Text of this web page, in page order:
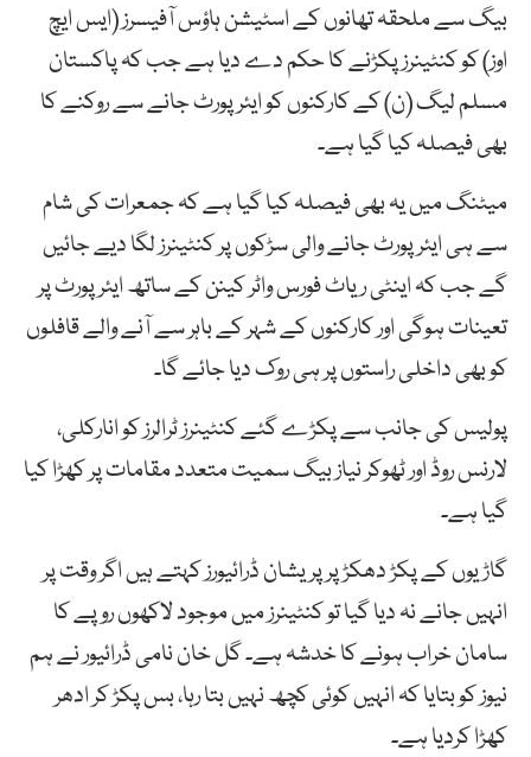
بیگ سے ملحقہ تھانوں کے اسٹیشن ہاؤس آفیسرز (ایس ایچ
اوز) کو کنٹینرز پکڑنے کا حکم دے دیا ہے جب کہ پاکستان
مسلم لیگ (ن) کے کارکنوں کو ایئرپورٹ جانے سے روکنے کا
بھی فیصلہ کیا گیا ہے۔
میٹنگ میں یہ بھی فیصلہ کیا گیا ہے کہ جمعرات کی شام
سے ہی ایئرپورٹ جانے والی سڑکوں پر کنٹینرز لگا دیے جائیں
گے جب کہ اینٹی ریاٹ فورس واٹر کینن کے ساتھ ایئرپورٹ پر
تعینات ہوگی اور کارکنوں کے شہر کے باہر سے آنے والے قافلوں
کو بھی داخلی راستوں پر ہی روک دیا جائے گا۔
پولیس کی جانب سے پکڑے گئے کنٹینرز ٹرالرز کو انارکلی،
لارنس روڈ اور ٹھوکر نیاز بیگ سمیت متعدد مقامات پر کھڑا کیا
گیا ہے۔
گاڑیوں کے پکڑ دھکڑ پر پریشان ڈرائیورز کہتے ہیں اگر وقت پر
انہیں جانے نہ دیا گیا تو کنٹینرز میں موجود لاکھوں روپے کا
سامان خراب ہونے کا خدشہ ہے۔ گل خان نامی ڈرائیور نے ہم
نیوز کو بتایا کہ انہیں کوئی کچھ نہیں بتا رہا، بس پکڑ کر ادھر
کھڑا کردیا ہے۔